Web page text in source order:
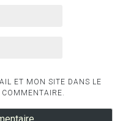
ET MON SITE DANS LE